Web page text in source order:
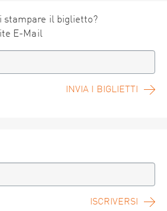
stampare il biglietto?
E-Mail
INVIA I BIGLIETTI
ISCRIVERSI